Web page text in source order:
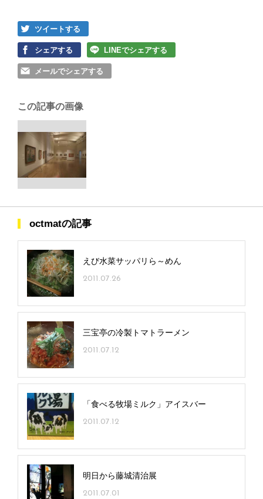
ツイートする
シェアする LINEでシェアする
メールでシェアする
この記事の画像
octmatの記事
えび水菜サッパリら～めん
2011.07.26
三宝亭の冷製トマトラーメン
2011.07.12
「食べる牧場ミルク」アイスバー
2011.07.12
明日から藤城清治展
2011.07.01